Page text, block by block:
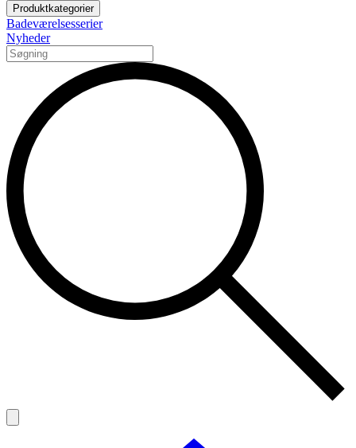
Produktkategorier
Badeværelsesserier
Nyheder